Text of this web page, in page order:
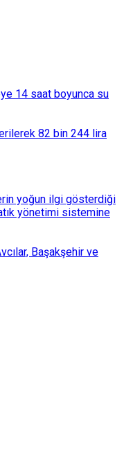
14 saat boyunca su
82 bin 244 lira
yoğun ilgi gösterdiği
yönetimi sistemine
Başakşehir ve